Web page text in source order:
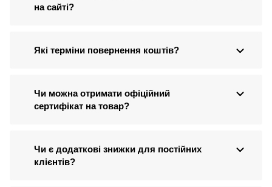
на сайті?
Які терміни повернення коштів?
Чи можна отримати офіційний
сертифікат на товар?
Чи є додаткові знижки для постійних
клієнтів?